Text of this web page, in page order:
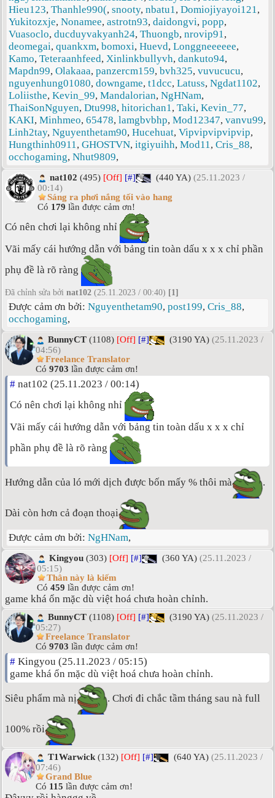
Hieu123, Thanhle990(, snooty, nbatu1, Domiojiyayoi121,
Yukitozxje, Nonamee, astrotn93, daidongvi, popp,
Vuasoclo, ducduyvakyanh24, Thuongb, nrovip91,
deomegai, quankxm, bomoxi, Huevd, Longgneeeeee,
Kamo, Teteraanhfeed, Xinlinkbullyvh, dankuto94,
Mapdn99, Olakaaa, panzercm159, bvh325, vuvucucu,
nguyenhung01080, downgame, t1dcc, Latuss, Ngdat1102,
Loliisthe, Kevin_99, Mandalorian, NgHNam,
ThaiSonNguyen, Dtu998, hitorichan1, Taki, Kevin_77,
KAKI, Minhmeo, 65478, lamgbvbhp, Mod12347, vanvu99,
Linh2tay, Nguyenthetam90, Hucehuat, Vipvipvipvipvip,
Hungthinh0911, GHOSTVN, itgiyuihh, Mod11, Cris_88,
occhogaming, Nhut9809,
nat102 (495) [Off] [#] (440 YA) (25.11.2023 /
00:14)
Sáng ra phơi nắng tối vào hang
Có 179 lần được cảm ơn!
Có nên chơi lại không nhỉ
Vãi mấy cái hướng dẫn với bảng tin toàn dấu x x x chỉ phần
phụ đề là rõ ràng
Đã chỉnh sửa bởi nat102 (25.11.2023 / 00:40) [1]
Được cảm ơn bởi: Nguyenthetam90, post199, Cris_88,
occhogaming,
BunnyCT (1108) [Off] [#] (3190 YA) (25.11.2023 /
04:56)
Freelance Translator
Có 9703 lần được cảm ơn!
# nat102 (25.11.2023 / 00:14)
Có nên chơi lại không nhỉ
Vãi mấy cái hướng dẫn với bảng tin toàn dấu x x x chỉ
phần phụ đề là rõ ràng
Hướng dẫn của ló mới dịch được bốn mấy % thôi mà .
Dài còn hơn cả đoạn thoại
Được cảm ơn bởi: NgHNam,
Kingyou (303) [Off] [#] (360 YA) (25.11.2023 /
05:15)
Thân này là kiếm
Có 459 lần được cảm ơn!
game khá ổn mặc dù việt hoá chưa hoàn chỉnh.
BunnyCT (1108) [Off] [#] (3190 YA) (25.11.2023 /
05:27)
Freelance Translator
Có 9703 lần được cảm ơn!
# Kingyou (25.11.2023 / 05:15)
game khá ổn mặc dù việt hoá chưa hoàn chỉnh.
Siêu phẩm mà nị . Chơi đi chắc tầm tháng sau nà full
100% rồi
T1Warwick(132) [Off] [#] (640 YA) (25.11.2023 /
07:46)
Grand Blue
Có 115 lần được cảm ơn!